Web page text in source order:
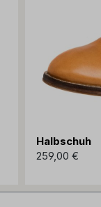
Halbschuh
259,00 €